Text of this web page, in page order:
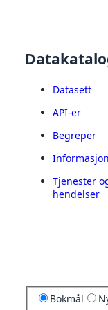
Datasett
API-er
Begreper
Tjenester
hendelser
Bokmål